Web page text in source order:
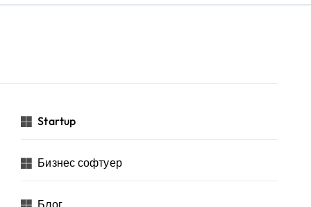
за бъдещето на технологиите и AI
изкуствен интелект в хотелиерството
Startup
Бизнес софтуер
Блог